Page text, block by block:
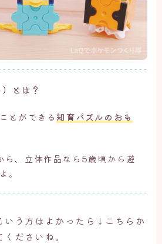
とは？
とができる 知育パズルのおも
ら、立体作品なら5歳頃から遊
。
いう方はよかったら↓こちらか
ださいね。